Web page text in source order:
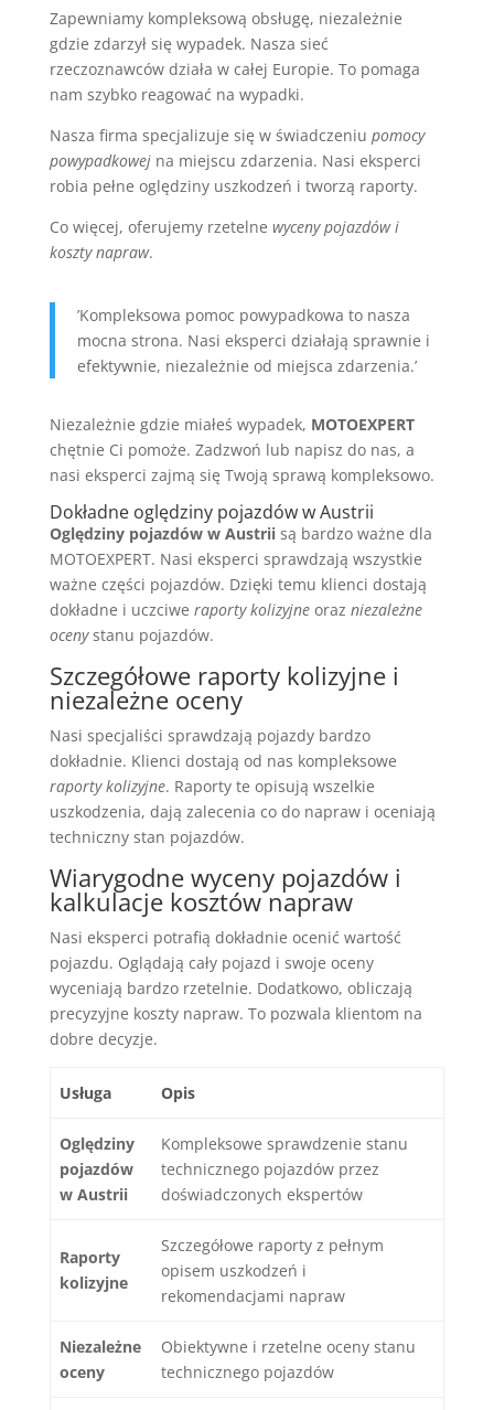
Zapewniamy kompleksową obsługę, niezależnie
gdzie zdarzył się wypadek. Nasza sieć
rzeczoznawców działa w całej Europie. To pomaga
nam szybko reagować na wypadki.
Nasza firma specjalizuje się w świadczeniu pomocy
powypadkowejna miejscu zdarzenia. Nasi eksperci
robia pełne oględziny uszkodzeń i tworzą raporty.
Co więcej, oferujemy rzetelne wyceny pojazdów i
koszty napraw.
’Kompleksowa pomoc powypadkowa to nasza
mocna strona. Nasi eksperci działają sprawnie i
efektywnie, niezależnie od miejsca zdarzenia.’
Niezależnie gdzie miałeś wypadek, MOTOEXPERT
chętnie Ci pomoże. Zadzwoń lub napisz do nas, a
nasi eksperci zajmą się Twoją sprawą kompleksowo.
Dokładne oględziny pojazdów w Austrii
Oględziny pojazdów w Austriisą bardzo ważne dla
MOTOEXPERT. Nasi eksperci sprawdzają wszystkie
ważne części pojazdów. Dzięki temu klienci dostają
dokładne i uczciwe raporty kolizyjneoraz niezależne
ocenystanu pojazdów.
Szczegółowe raporty kolizyjne i
niezależne oceny
Nasi specjaliści sprawdzają pojazdy bardzo
dokładnie. Klienci dostają od nas kompleksowe
raporty kolizyjne. Raporty te opisują wszelkie
uszkodzenia, dają zalecenia co do napraw i oceniają
techniczny stan pojazdów.
Wiarygodne wyceny pojazdów i
kalkulacje kosztów napraw
Nasi eksperci potrafią dokładnie ocenić wartość
pojazdu. Oglądają cały pojazd i swoje oceny
wyceniają bardzo rzetelnie. Dodatkowo, obliczają
precyzyjne koszty napraw. To pozwala klientom na
dobre decyzje.
Usługa Opis
Oględziny
pojazdów
w Austrii
Kompleksowe sprawdzenie stanu
technicznego pojazdów przez
doświadczonych ekspertów
Raporty
kolizyjne
Szczegółowe raporty z pełnym
opisem uszkodzeń i
rekomendacjami napraw
Niezależne
oceny
Obiektywne i rzetelne oceny stanu
technicznego pojazdów